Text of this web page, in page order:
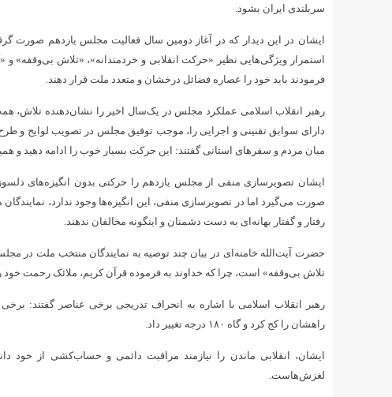
سربلندی ایران بشود.
ایشان در این دیدار که در آغاز دومین سال فعالیت مجلس یازدهم صورت
استمرار ویژگی‌هایی نظیر «حرکت انقلابی و خردمندانه»، «تلاش بی‌وقفه»
فرمودند باید خود را عصاره فضائل درخشان و متعدد ملت قرار دهند.
رهبر انقلاب اسلامی عملکرد مجلس در یک‌سال اخیر را نشان‌دهنده تلاش،
دارای سوابق تقنینی و اجرایی را، موجب توفیق مجلس در تصویب لوایح و
میان مردم و سفرهای استانی گفتند: این حرکت بسیار خوب را ادامه دهید و
ایشان تصویرسازی منفی از مجلس یازدهم را حرکتی بدون انگیزه‌های
صورت می‌گیرد اما در تصویرسازی منفی، این انگیزه‌ها وجود ندارد، نمایندگان
رفتار و گفتار بهانه‌ای به دست دشمنان و اینگونه مخالفان ندهند.
حضرت آیت‌الله خامنه‌ای در بیان چند توصیه به نمایندگان منتخب ملت در
تلاش بی‌وقفه» است، چرا که خداوند به فرموده قرآن کریم، ملائک رحمت
رهبر انقلاب اسلامی با اشاره به انحراف تدریجی برخی عناصر گفتند:
راهشان را کج کرد و گاه ۱۸۰ درجه تغییر داد.
ایشان، انقلابی ماندن را نیازمند مراقبت دائمی و حساب‌کشی از خود
لغزش‌هاست.